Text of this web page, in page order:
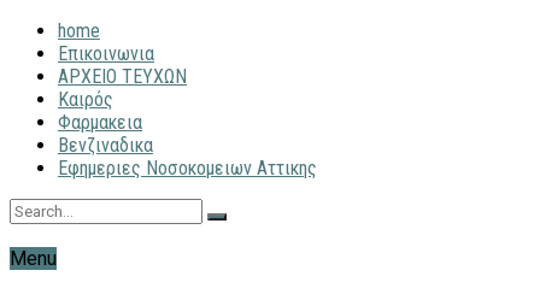
home
Επικοινωνια
ΑΡΧΕΙΟ ΤΕΥΧΩΝ
Καιρός
Φαρμακεια
Βενζιναδικα
Εφημεριες Νοσοκομειων Αττικης
Menu